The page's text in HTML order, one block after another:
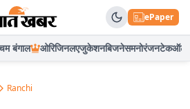
ePaper
बंगाल ओरिजिनलएजुकेशनबिजनेसमनोरंजनटेकऑटो
Ranchi